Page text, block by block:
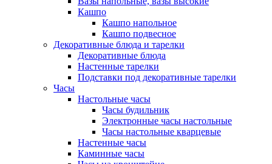
Кашпо
Кашпо напольное
Кашпо подвесное
Декоративные блюда и тарелки
Декоративные блюда
Настенные тарелки
Подставки под декоративные тарелки
Часы
Настольные часы
Часы будильник
Электронные часы настольные
Часы настольные кварцевые
Настенные часы
Каминные часы